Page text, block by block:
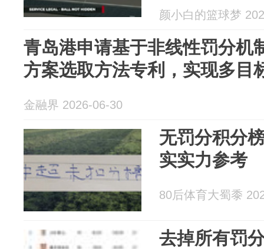
颜小白的篮球梦
青岛港申请基于非线性罚分机
方案选取方法专利，实现多目
金融界 2026-06-30
无罚分积分
实实力参考
80后体育大蜀黍
去掉所有罚